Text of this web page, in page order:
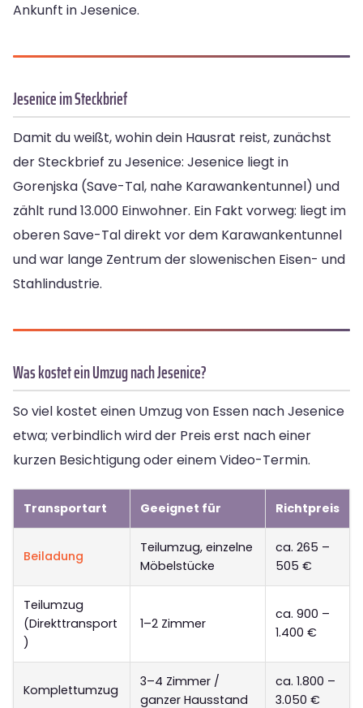
Ankunft in Jesenice.
Jesenice im Steckbrief
Damit du weißt, wohin dein Hausrat reist, zunächst
der Steckbrief zu Jesenice: Jesenice liegt in
Gorenjska (Save-Tal, nahe Karawankentunnel) und
zählt rund 13.000 Einwohner. Ein Fakt vorweg: liegt im
oberen Save-Tal direkt vor dem Karawankentunnel
und war lange Zentrum der slowenischen Eisen- und
Stahlindustrie.
Was kostet ein Umzug nach Jesenice?
So viel kostet einen Umzug von Essen nach Jesenice
etwa; verbindlich wird der Preis erst nach einer
kurzen Besichtigung oder einem Video-Termin.
Transportart Geeignet für Richtpreis
Beiladung
Teilumzug, einzelne
Möbelstücke
ca. 265 –
505 €
Teilumzug
(Direkttransport
)
1–2 Zimmer
ca. 900 –
1.400 €
Komplettumzug
3–4 Zimmer /
ganzer Hausstand
ca. 1.800 –
3.050 €